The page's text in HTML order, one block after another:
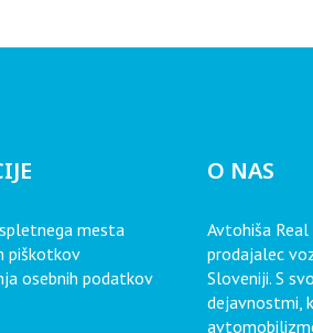
mesta
piškotkov
osebnih podatkov
O NAS
Avtohiša
prodajalec
Sloveniji. S
dejavnostmi,